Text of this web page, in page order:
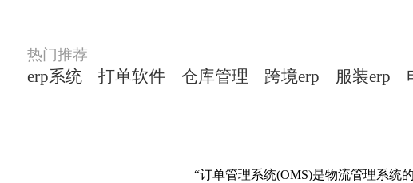
热门推荐
erp系统 打单软件 仓库管理 跨境erp 服装erp
“订单管理系统(OMS)是物流管理系统